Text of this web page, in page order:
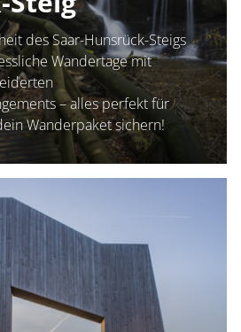
des Saar-Hunsrück-Steigs
Wandertage mit
– alles perfekt für
Wanderpaket sichern!